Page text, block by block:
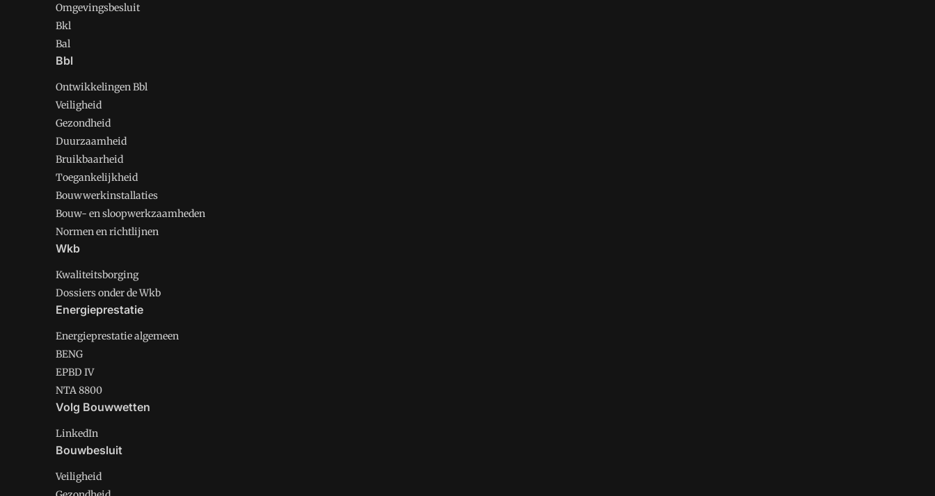
Omgevingsbesluit
Bkl
Bal
Bbl
Ontwikkelingen Bbl
Veiligheid
Gezondheid
Duurzaamheid
Bruikbaarheid
Toegankelijkheid
Bouwwerkinstallaties
Bouw- en sloopwerkzaamheden
Normen en richtlijnen
Wkb
Kwaliteitsborging
Dossiers onder de Wkb
Energieprestatie
Energieprestatie algemeen
BENG
EPBD IV
NTA 8800
Volg Bouwwetten
LinkedIn
Bouwbesluit
Veiligheid